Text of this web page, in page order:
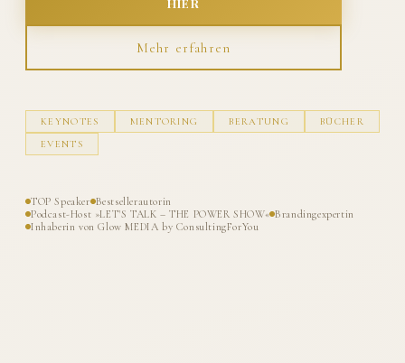
Mehr erfahren
KEYNOTES MENTORING BERATUNG
BÜCHER
EVENTS
TOP Speaker Bestsellerautorin
Podcast-Host »LET'S TALK – THE POWER SHOW« Brandingexpertin
Inhaberin von Glow MEDIA by ConsultingForYou